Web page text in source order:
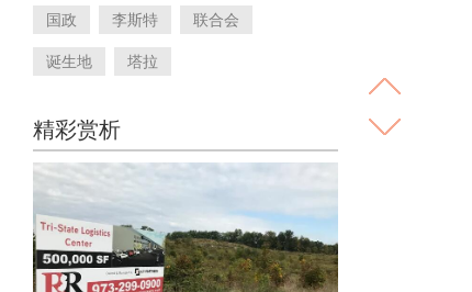
国政 李斯特 联合会
诞生地 塔拉
精彩赏析